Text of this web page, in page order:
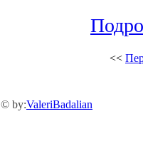
<<
© by:ValeriBadalian